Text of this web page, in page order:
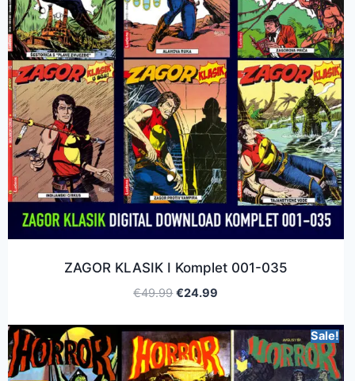
ZAGOR KLASIK I Komplet 001-035
€49.99 €24.99
Sale!